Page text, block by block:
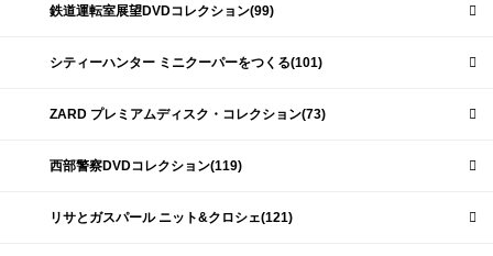
鉄道運転室展望DVDコレクション(99)
シティーハンター ミニクーパーをつくる(101)
ZARD プレミアムディスク・コレクション(73)
西部警察DVDコレクション(119)
リサとガスパール ニット&クロシェ(121)